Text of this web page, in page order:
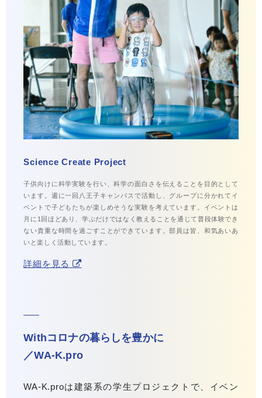
Science Create Project
子供向けに科学実験を行い、科学の面白さを伝えることを目的として
います。週に一回八王子キャンパスで活動し、グループに分かれてイ
ベントで子どもたちが楽しめそうな実験を考えています。イベントは
月に1回ほどあり、学ぶだけではなく教えることを通じて普段体験でき
ない貴重な時間を過ごすことができています。部員は皆、和気あいあ
いと楽しく活動しています。
詳細を見る
Withコロナの暮らしを豊かに
／WA-K.pro
WA-K.proは建築系の学生プロジェクトで、イベン